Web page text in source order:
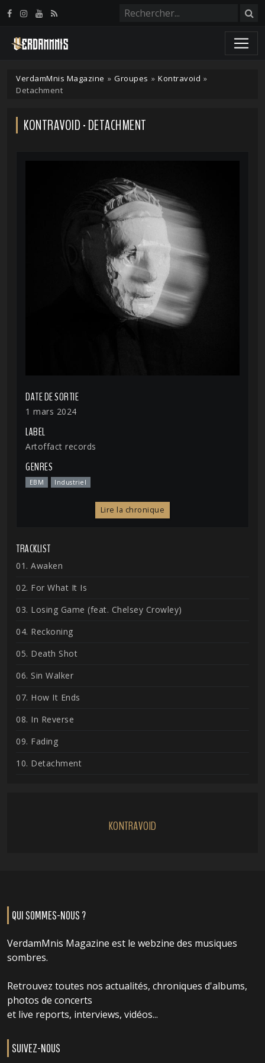
VerdamMnis Magazine » Groupes » Kontravoid »
Detachment
KONTRAVOID - DETACHMENT
DATE DE SORTIE
1 mars 2024
LABEL
Artoffact records
GENRES
EBM Industriel
Lire la chronique
TRACKLIST
01. Awaken
02. For What It Is
03. Losing Game (feat. Chelsey Crowley)
04. Reckoning
05. Death Shot
06. Sin Walker
07. How It Ends
08. In Reverse
09. Fading
10. Detachment
KONTRAVOID
QUI SOMMES-NOUS ?
VerdamMnis Magazine est le webzine des musiques
sombres.
Retrouvez toutes nos actualités, chroniques d'albums,
photos de concerts
et live reports, interviews, vidéos...
SUIVEZ-NOUS
Panneau de gestion des cookies